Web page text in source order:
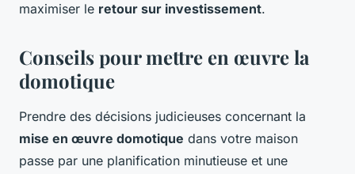
maximiser le retour sur investissement.
Conseils pour mettre en œuvre la
domotique
Prendre des décisions judicieuses concernant la
mise en œuvre domotique dans votre maison
passe par une planification minutieuse et une